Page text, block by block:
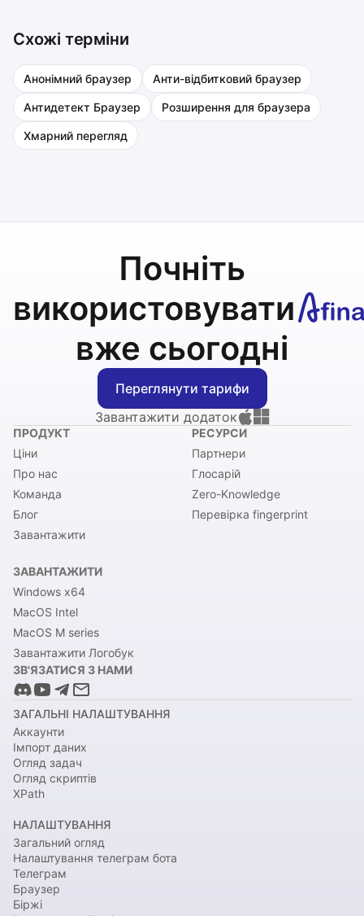
Схожі терміни
Анонімний браузер Анти-відбитковий браузер
Антидетект Браузер Розширення для браузера
Хмарний перегляд
Почніть
використовувати
вже сьогодні
Переглянути тарифи
Завантажити додаток
ПРОДУКТ
Ціни
Про нас
Команда
Блог
Завантажити
РЕСУРСИ
Партнери
Глосарій
Zero-Knowledge
Перевірка fingerprint
ЗАВАНТАЖИТИ
Windows x64
MacOS Intel
MacOS M series
Завантажити Логобук
ЗВ'ЯЗАТИСЯ З НАМИ
ЗАГАЛЬНІ НАЛАШТУВАННЯ
Аккаунти
Імпорт даних
Огляд задач
Огляд скриптів
XPath
НАЛАШТУВАННЯ
Загальний огляд
Налаштування телеграм бота
Телеграм
Браузер
Біржі